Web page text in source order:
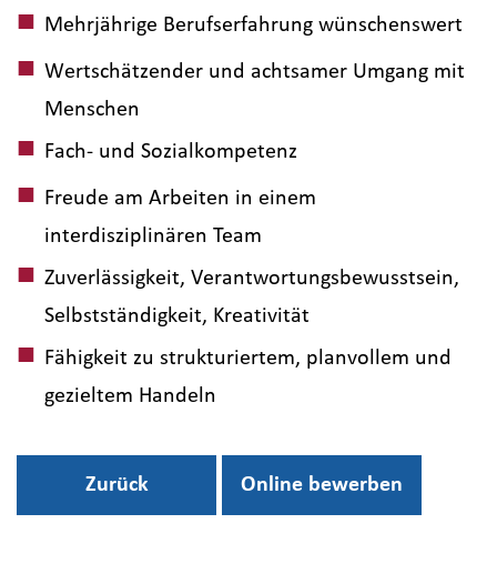
Mehrjährige Berufserfahrung wünschenswert
Wertschätzender und achtsamer Umgang mit
Menschen
Fach- und Sozialkompetenz
Freude am Arbeiten in einem
interdisziplinären Team
Zuverlässigkeit, Verantwortungsbewusstsein,
Selbstständigkeit, Kreativität
Fähigkeit zu strukturiertem, planvollem und
gezieltem Handeln
Zurück Online bewerben